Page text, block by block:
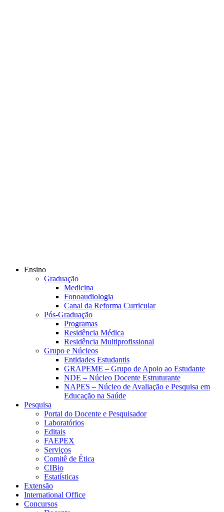
Ensino
Graduação
Medicina
Fonoaudiologia
Canal da Reforma Curricular
Pós-Graduação
Programas
Residência Médica
Residência Multiprofissional
Grupo e Núcleos
Entidades Estudantis
GRAPEME – Grupo de Apoio ao Estudante
NDE – Núcleo Docente Estruturante
NAPES – Núcleo de Avaliação e Pesquisa em
Educação na Saúde
Pesquisa
Portal do Docente e Pesquisador
Laboratórios
Editais
FAEPEX
Serviços
Comitê de Ética
CIBio
Estatísticas
Extensão
International Office
Concursos